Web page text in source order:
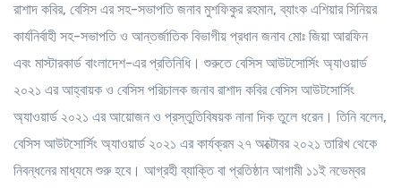
রাশাদ কবির, বেসিস এর সহ-সভাপতি জনাব মুশফিকুর রহমান, ব্যাংক এশিয়ার সিনিয়র
কার্যনির্বাহী সহ-সভাপতি ও আন্তর্জাতিক বিভাগীয় প্রধান জনাব মোঃ জিয়া আরফিন
এবং মাস্টারকার্ড বাংলাদেশ-এর প্রতিনিধি। শুরুতে বেসিস আউটসোর্সিং অ্যাওয়ার্ড
২০২১ এর আহ্বায়ক ও বেসিস পরিচালক জনাব রাশাদ কবির বেসিস আউটসোর্সিং
অ্যাওয়ার্ড ২০২১ এর আয়োজন ও প্রস্তুতিবিষয়ক নানা দিক তুলে ধরেন। তিনি বলেন,
বেসিস আউটসোর্সিং অ্যাওয়ার্ড ২০২১ এর কার্যক্রম ২৭ অক্টোবর ২০২১ তারিখ থেকে
নিবন্ধনের মাধ্যমে শুরু হবে। আগ্রহী ব্যাক্তি বা প্রতিষ্ঠান আগামী ১১ই নভেম্বর